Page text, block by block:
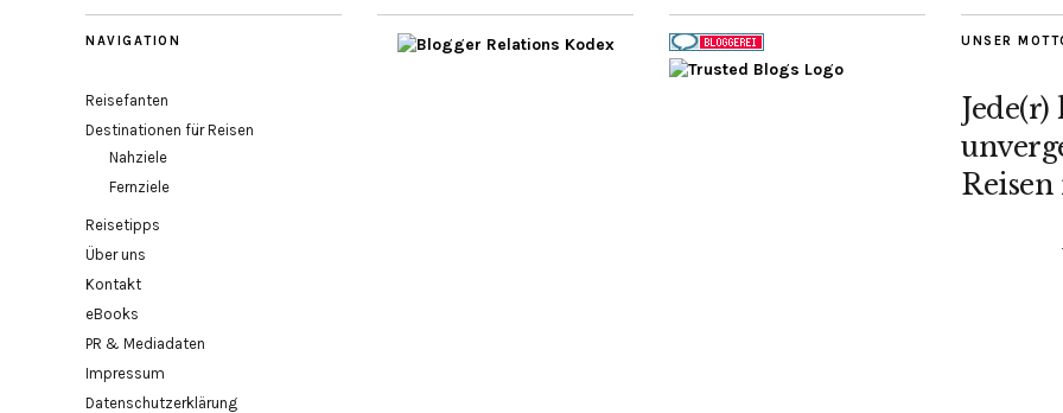
NAVIGATION
Reisefanten
Destinationen für Reisen
Nahziele
Fernziele
Reisetipps
Über uns
Kontakt
eBooks
PR & Mediadaten
Impressum
Datenschutzerklärung
UNSER
Jede(r)
Reisen